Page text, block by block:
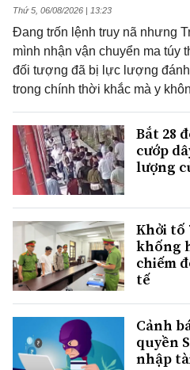
Thứ 5, 06/08/2026 | 13:23
Đang trốn lệnh truy nã nhưng
mình nhận vận chuyển ma túy
đối tượng đã bị lực lượng
trong chính thời khắc mà y
Bắt 28
cướp
lượng
Khởi tố
khống
chiếm
tế
Cảnh
quyền
nhập